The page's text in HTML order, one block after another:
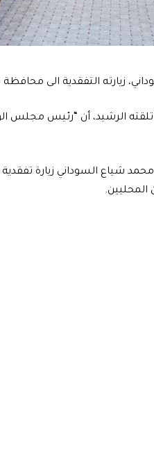
زيارته التفقدية الى محافظة
الرشيد، أن “رئيس مجلس
شياع السوداني زيارة